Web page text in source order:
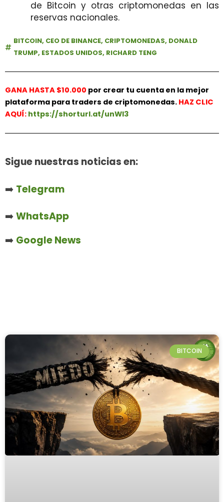
de Bitcoin y otras criptomonedas en las
reservas nacionales.
BITCOIN, CEO DE BINANCE, CRIPTOMONEDAS, DONALD
TRUMP, ESTADOS UNIDOS, RICHARD TENG
GANA HASTA $10.000 por crear tu cuenta en la mejor
plataforma para traders de criptomonedas. HAZ CLIC
AQUÍ: https://shorturl.at/unWl3
Sigue nuestras noticias en:
➡️ Telegram
➡️WhatsApp
➡️ Google News
BITCOIN